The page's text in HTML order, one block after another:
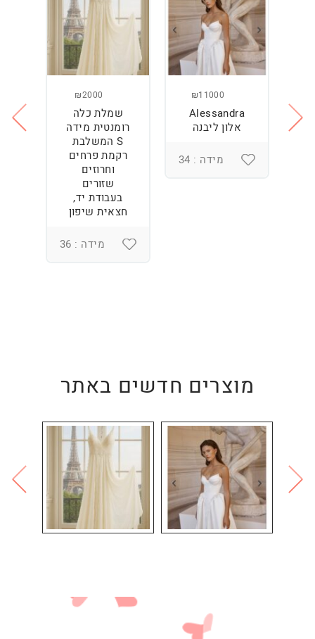
₪11000
Alessandra
אלון ליבנה
מידה : 34
₪2000
שמלת כלה
רומנטית מידה
S המשלבת
רקמת פרחים
וחרוזים
שזורים
בעבודת יד,
חצאית שיפון
מידה : 36
מוצרים חדשים באתר